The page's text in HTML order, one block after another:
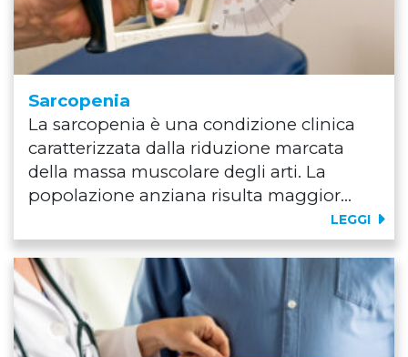
Sarcopenia
La sarcopenia è una condizione clinica
caratterizzata dalla riduzione marcata
della massa muscolare degli arti. La
popolazione anziana risulta maggior...
LEGGI